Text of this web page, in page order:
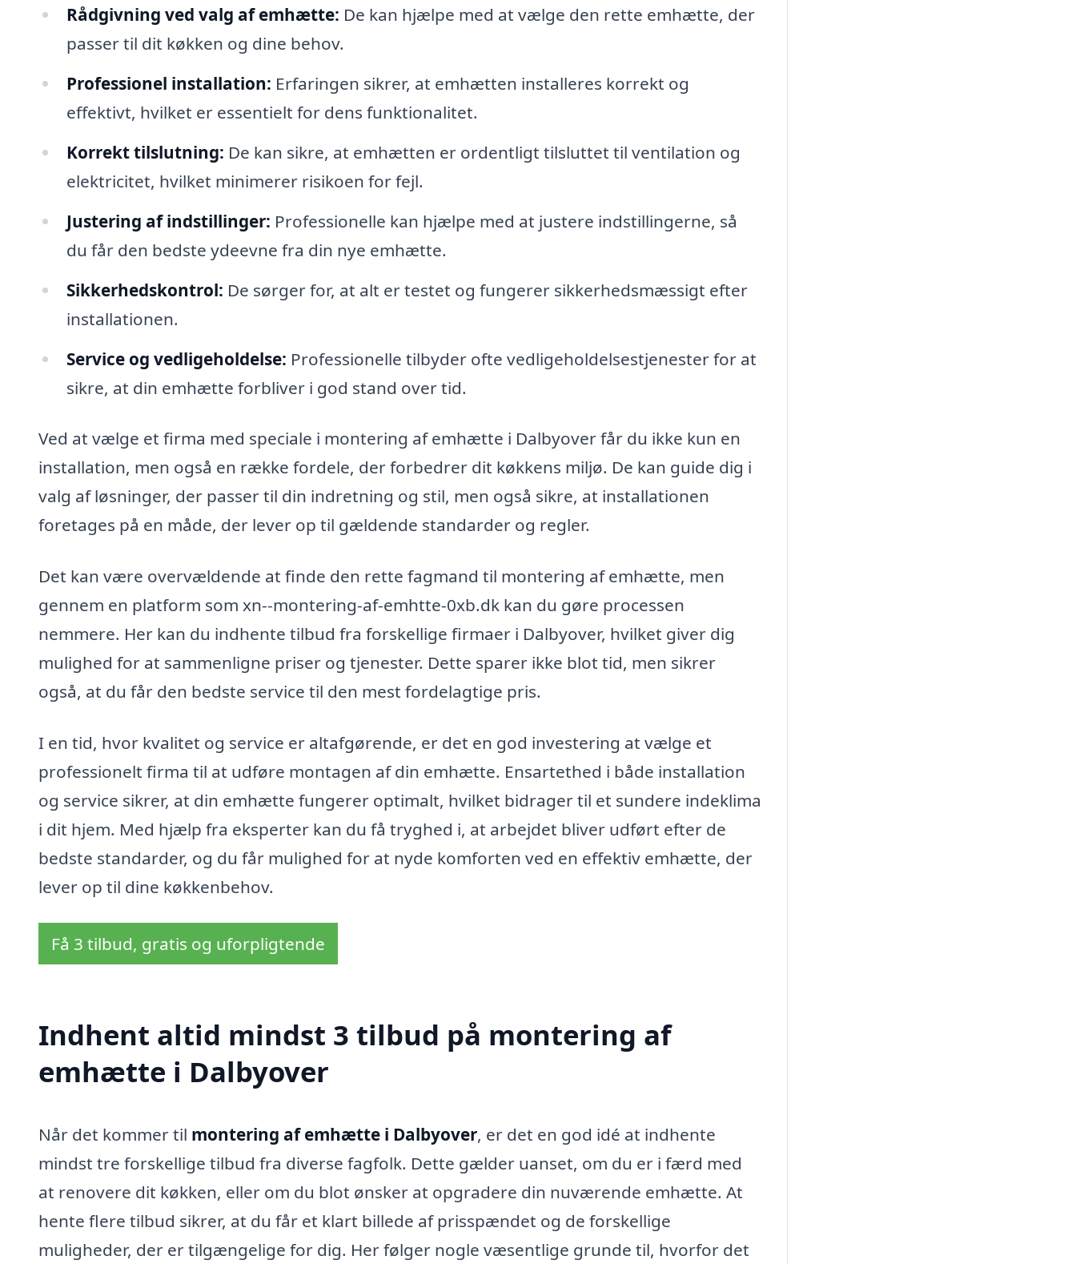
Rådgivning ved valg af emhætte: De kan hjælpe med at vælge den rette emhætte, der
passer til dit køkken og dine behov.
Professionel installation: Erfaringen sikrer, at emhætten installeres korrekt og
effektivt, hvilket er essentielt for dens funktionalitet.
Korrekt tilslutning: De kan sikre, at emhætten er ordentligt tilsluttet til ventilation og
elektricitet, hvilket minimerer risikoen for fejl.
Justering af indstillinger: Professionelle kan hjælpe med at justere indstillingerne, så
du får den bedste ydeevne fra din nye emhætte.
Sikkerhedskontrol: De sørger for, at alt er testet og fungerer sikkerhedsmæssigt efter
installationen.
Service og vedligeholdelse: Professionelle tilbyder ofte vedligeholdelsestjenester for at
sikre, at din emhætte forbliver i god stand over tid.
Ved at vælge et firma med speciale i montering af emhætte i Dalbyover får du ikke kun en
installation, men også en række fordele, der forbedrer dit køkkens miljø. De kan guide dig i
valg af løsninger, der passer til din indretning og stil, men også sikre, at installationen
foretages på en måde, der lever op til gældende standarder og regler.
Det kan være overvældende at finde den rette fagmand til montering af emhætte, men
gennem en platform som xn--montering-af-emhtte-0xb.dk kan du gøre processen
nemmere. Her kan du indhente tilbud fra forskellige firmaer i Dalbyover, hvilket giver dig
mulighed for at sammenligne priser og tjenester. Dette sparer ikke blot tid, men sikrer
også, at du får den bedste service til den mest fordelagtige pris.
I en tid, hvor kvalitet og service er altafgørende, er det en god investering at vælge et
professionelt firma til at udføre montagen af din emhætte. Ensartethed i både installation
og service sikrer, at din emhætte fungerer optimalt, hvilket bidrager til et sundere indeklima
i dit hjem. Med hjælp fra eksperter kan du få tryghed i, at arbejdet bliver udført efter de
bedste standarder, og du får mulighed for at nyde komforten ved en effektiv emhætte, der
lever op til dine køkkenbehov.
Få 3 tilbud, gratis og uforpligtende
Indhent altid mindst 3 tilbud på montering af
emhætte i Dalbyover
Når det kommer til montering af emhætte i Dalbyover, er det en god idé at indhente
mindst tre forskellige tilbud fra diverse fagfolk. Dette gælder uanset, om du er i færd med
at renovere dit køkken, eller om du blot ønsker at opgradere din nuværende emhætte. At
hente flere tilbud sikrer, at du får et klart billede af prisspændet og de forskellige
muligheder, der er tilgængelige for dig. Her følger nogle væsentlige grunde til, hvorfor det